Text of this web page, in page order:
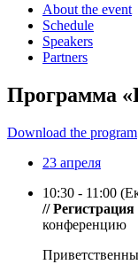
About the event
Schedule
Speakers
Partners
Программа
Download the program
23 апреля
10:30 - 11:00
//
конференцию